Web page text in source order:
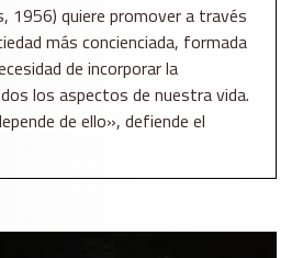
1956) quiere promover a través
más concienciada, formada
de incorporar la
los aspectos de nuestra vida.
de ello», defiende el